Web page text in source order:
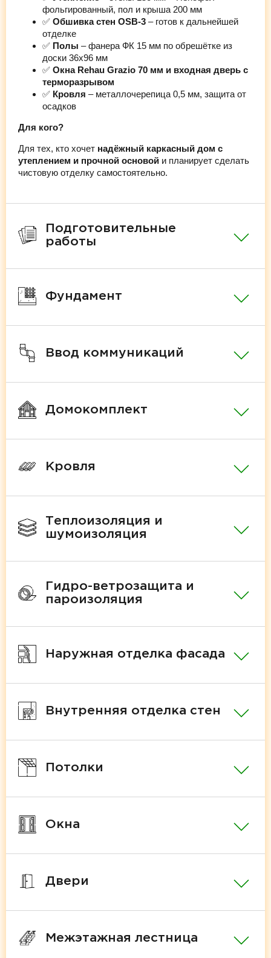
фольгированный, пол и крыша 200 мм
✅ Обшивка стен OSB-3 – готов к дальнейшей
отделке
✅ Полы – фанера ФК 15 мм по обрешётке из
доски 36х96 мм
✅ Окна Rehau Grazio 70 мм и входная дверь с
терморазрывом
✅ Кровля – металлочерепица 0,5 мм, защита от
осадков
Для кого?
Для тех, кто хочет надёжный каркасный дом с
утеплением и прочной основой и планирует сделать
чистовую отделку самостоятельно.
Подготовительные
работы
Фундамент
Ввод коммуникаций
Домокомплект
Кровля
Теплоизоляция и
шумоизоляция
Гидро-ветрозащита и
пароизоляция
Наружная отделка фасада
Внутренняя отделка стен
Потолки
Окна
Двери
Межэтажная лестница